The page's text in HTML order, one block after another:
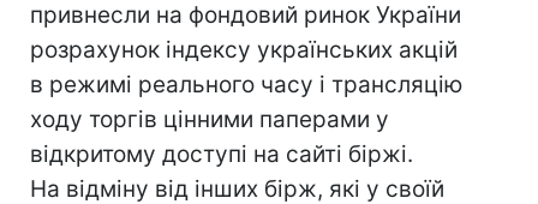
привнесли на фондовий ринок України
розрахунок індексу українських акцій
в режимі реального часу і трансляцію
ходу торгів цінними паперами у
відкритому доступі на сайті біржі.
На відміну від інших бірж, які у своїй